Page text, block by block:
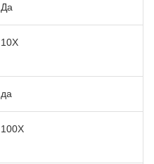
Да
10X
да
100X